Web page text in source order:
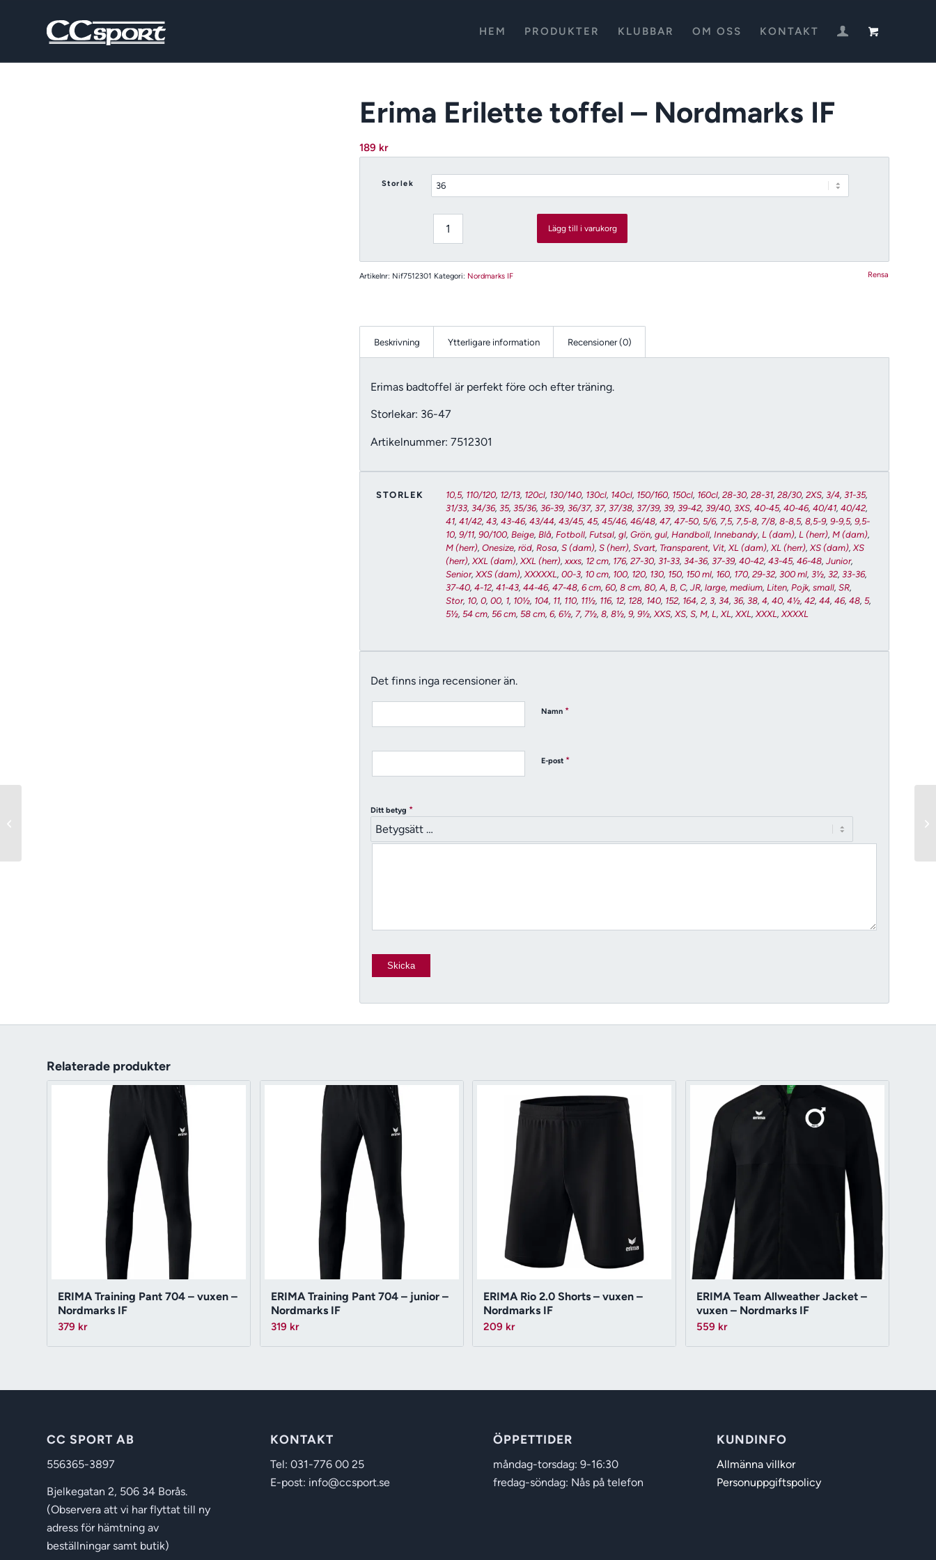
HEM PRODUKTER KLUBBAR OM OSS KONTAKT
Erima Erilette toffel – Nordmarks IF
189 kr
Storlek
Rensa
Lägg till i varukorg
Artikelnr: Nif7512301 Kategori: Nordmarks IF
Beskrivning Ytterligare information Recensioner (0)
Erimas badtoffel är perfekt före och efter träning.
Storlekar: 36-47
Artikelnummer: 7512301
STORLEK 10,5, 110/120, 12/13, 120cl, 130/140, 130cl, 140cl, 150/160, 150cl, 160cl,28-30,28-31,28/30,2XS,3/4,31-35,
31/33,34/36,35,35/36,36-39,36/37,37,37/38,37/39,39,39-42,39/40,3XS,40-45,40-46,40/41,40/42,
41,41/42,43,43-46,43/44,43/45,45,45/46,46/48,47,47-50,5/6,7,5,7,5-8,7/8,8-8,5,8,5-9,9-9,5,9,5-
10,9/11,90/100,Beige,Blå,Fotboll,Futsal,gl,Grön,gul,Handboll,Innebandy,L (dam),L (herr),M (dam),
M (herr),Onesize,röd,Rosa,S (dam),S (herr),Svart, Transparent, Vit,XL (dam),XL (herr),XS (dam),XS
(herr),XXL (dam),XXL (herr),xxxs, 12 cm, 176,27-30,31-33,34-36,37-39,40-42,43-45,46-48,Junior,
Senior,XXS (dam),XXXXXL,00-3, 10 cm, 100, 120, 130, 150, 150 ml, 160, 170,29-32,300 ml,3½,32,33-36,
37-40,4-12,41-43,44-46,47-48,6 cm,60,8 cm,80,A,B,C,JR,large,medium,Liten,Pojk,small,SR,
Stor, 10,0,00, 1, 10½, 104, 11, 110, 11½, 116, 12, 128, 140, 152, 164,2,3,34,36,38,4,40,4½,42,44,46,48,5,
5½,54 cm,56 cm,58 cm,6,6½,7,7½,8,8½,9,9½,XXS,XS,S,M,L,XL,XXL,XXXL,XXXXL
Det finns inga recensioner än.
Namn *
E-post *
Ditt betyg *
Relaterade produkter
ERIMA Training Pant 704 – vuxen –
Nordmarks IF
379 kr
ERIMA Training Pant 704 – junior –
Nordmarks IF
319 kr
ERIMA Rio 2.0 Shorts – vuxen –
Nordmarks IF
209 kr
ERIMA Team Allweather Jacket –
vuxen – Nordmarks IF
559 kr
CC SPORT AB
556365-3897
Bjelkegatan 2, 506 34 Borås.
(Observera att vi har flyttat till ny
adress för hämtning av
beställningar samt butik)
KONTAKT
Tel: 031-776 00 25
E-post: info@ccsport.se
ÖPPETTIDER
måndag-torsdag: 9-16:30
fredag-söndag: Nås på telefon
KUNDINFO
Allmänna villkor
Personuppgiftspolicy